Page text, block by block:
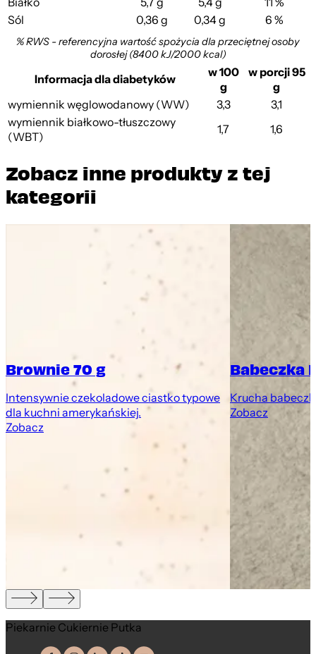
Sól
0,36 g 0,34 g 6 %
% RWS - referencyjna wartość spożycia dla przeciętnej osoby
dorosłej (8400 kJ/2000 kcal)
Informacja dla diabetyków
w 100
g
w porcji 95
g
wymiennik węglowodanowy (WW)
3,3
3,1
wymiennik białkowo-tłuszczowy
(WBT)
1,7 1,6
Zobacz inne produkty z tej
kategorii
Brownie 70 g
Intensywnie czekoladowe ciastko typowe
dla kuchni amerykańskiej.
Zobacz
Babeczka
Krucha
Zobacz
Piekarnie Cukiernie Putka